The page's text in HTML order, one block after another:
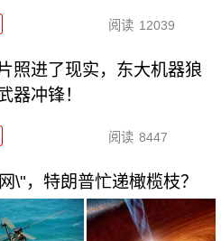
阅读 12039
照进了现实，东大机器狼
器冲锋！
阅读 8447
\"，特朗普忙递橄榄枝？